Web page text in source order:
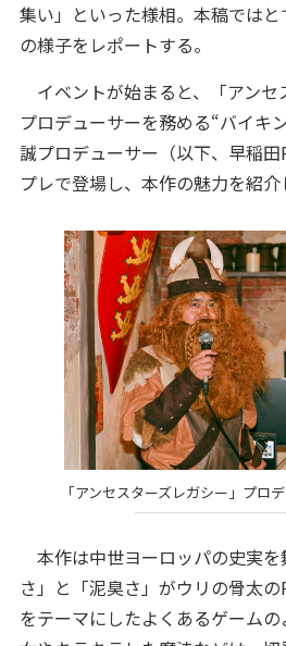
集い」といった様相。本稿では
の様子をレポートする。
イベントが始まると、「アンセ
プロデューサーを務める“バイキ
誠プロデューサー（以下、早稲
プレで登場し、本作の魅力を紹介
「アンセスターズレガシー」プロ
本作は中世ヨーロッパの史実
さ」と「泥臭さ」がウリの骨太
をテーマにしたよくあるゲーム